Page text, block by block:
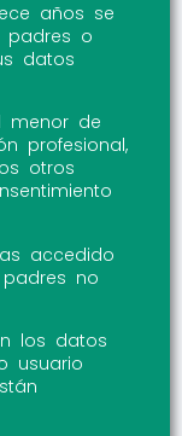
años se
padres o
datos
menor de
profesional,
otros
accedido
no
los datos
usuario